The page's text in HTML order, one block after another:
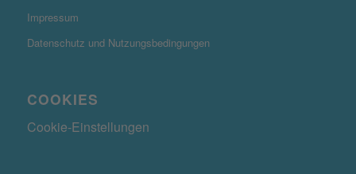
Impressum
Datenschutz und Nutzungsbedingungen
COOKIES
Cookie-Einstellungen